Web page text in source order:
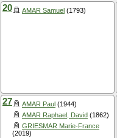
20 AMAR Samuel (1793)
27 AMAR Paul (1944)
AMAR Raphael, David (1862)
GRIESMAR Marie-France
(2019)